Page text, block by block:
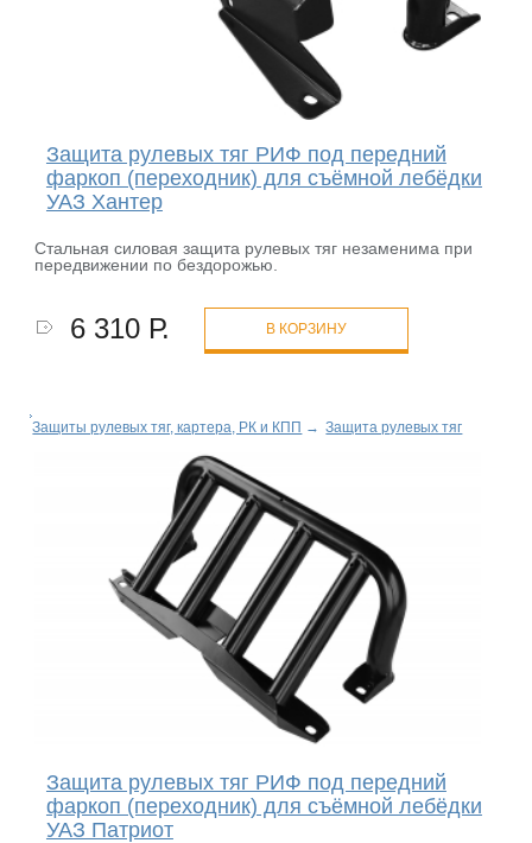
Защита рулевых тяг РИФ под передний
фаркоп (переходник) для съёмной лебёдки
УАЗ Хантер
Стальная силовая защита рулевых тяг незаменима при
передвижении по бездорожью.
6 310 Р. В КОРЗИНУ
Защиты рулевых тяг, картера, РК и КПП → Защита рулевых тяг
Защита рулевых тяг РИФ под передний
фаркоп (переходник) для съёмной лебёдки
УАЗ Патриот